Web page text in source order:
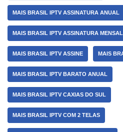
MAIS BRASIL IPTV ASSINATURA ANUAL
MAIS BRASIL IPTV ASSINATURA MENSAL
MAIS BRASIL IPTV ASSINE MAIS
MAIS BRASIL IPTV BARATO ANUAL
MAIS BRASIL IPTV CAXIAS DO SUL
MAIS BRASIL IPTV COM 2 TELAS